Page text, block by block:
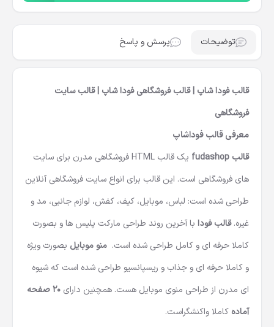
توضیحات پرسش و پاسخ
قالب فودا شاپ | قالب فروشگاهی فودا شاپ | قالب سایت
فروشگاهی
معرفی قالب فوداشاپ
قالب fudashop
یک قالب HTML فروشگاهی
مدرن برای سایت
های فروشگاهی است. این قالب برای انواع سایت فروشگاهی آنلاین
طراحی شده است: لباس، موبایل، کیف، کفش، لوازم جانبی، مد و
غیره.قالب فودا با آخرین روند طراحی مارکت پلیس ها و بصورت
کاملا حرفه ای و کامل طراحی شده است. منو موبایل بصورت ویژه
و کاملا حرفه ای و جذاب و ریسپانسیو طراحی شده است که شیوه
ای مدرن از طراحی منوی موبایل هست. همچنین دارای
20 صفحه
آماده کاملا واکنشگراست.